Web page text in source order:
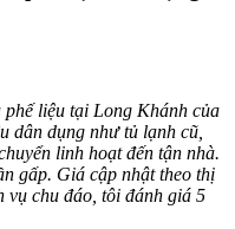
liệu tại Long Khánh của
dân dụng như tủ lạnh cũ,
linh hoạt đến tận nhà.
gấp. Giá cập nhật theo thị
chu đáo, tôi đánh giá 5